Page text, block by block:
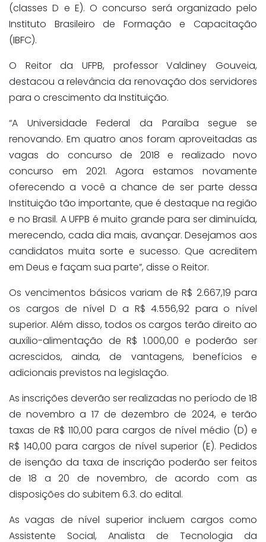
(classes D e E). O concurso será organizado pelo
Instituto Brasileiro de Formação e Capacitação
(IBFC).
O Reitor da UFPB, professor Valdiney Gouveia,
destacou a relevância da renovação dos servidores
para o crescimento da Instituição.
“A Universidade Federal da Paraíba segue se
renovando. Em quatro anos foram aproveitadas as
vagas do concurso de 2018 e realizado novo
concurso em 2021. Agora estamos novamente
oferecendo a você a chance de ser parte dessa
Instituição tão importante, que é destaque na região
e no Brasil. A UFPB é muito grande para ser diminuída,
merecendo, cada dia mais, avançar. Desejamos aos
candidatos muita sorte e sucesso. Que acreditem
em Deus e façam sua parte”, disse o Reitor.
Os vencimentos básicos variam de R$ 2.667,19 para
os cargos de nível D a R$ 4.556,92 para o nível
superior. Além disso, todos os cargos terão direito ao
auxílio-alimentação de R$ 1.000,00 e poderão ser
acrescidos, ainda, de vantagens, benefícios e
adicionais previstos na legislação.
As inscrições deverão ser realizadas no período de 18
de novembro a 17 de dezembro de 2024, e terão
taxas de R$ 110,00 para cargos de nível médio (D) e
R$ 140,00 para cargos de nível superior (E). Pedidos
de isenção da taxa de inscrição poderão ser feitos
de 18 a 20 de novembro, de acordo com as
disposições do subitem 6.3. do edital.
As vagas de nível superior incluem cargos como
Assistente Social, Analista de Tecnologia da